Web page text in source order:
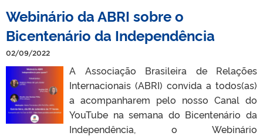
Webinário da ABRI sobre o
Bicentenário da Independência
02/09/2022
A Associação Brasileira de Relações
Internacionais (ABRI) convida a todos(as)
a acompanharem pelo nosso Canal do
YouTube na semana do Bicentenário da
Independência, o Webinário